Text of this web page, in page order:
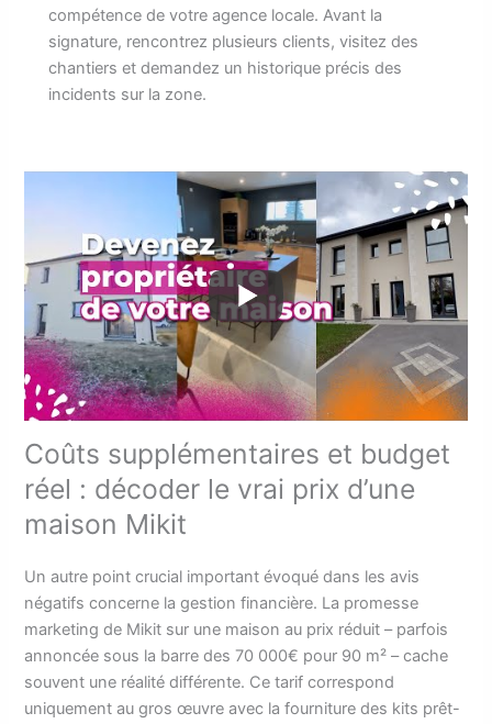
compétence de votre agence locale. Avant la
signature, rencontrez plusieurs clients, visitez des
chantiers et demandez un historique précis des
incidents sur la zone.
Coûts supplémentaires et budget
réel : décoder le vrai prix d’une
maison Mikit
Un autre point crucial important évoqué dans les avis
négatifs concerne la gestion financière. La promesse
marketing de Mikit sur une maison au prix réduit – parfois
annoncée sous la barre des 70 000€ pour 90 m² – cache
souvent une réalité différente. Ce tarif correspond
uniquement au gros œuvre avec la fourniture des kits prêt-